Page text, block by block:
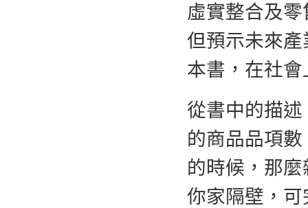
虛實整合及
但預示未來
本書，在社
從書中的描
的商品品項
的時候，那
你家隔壁，